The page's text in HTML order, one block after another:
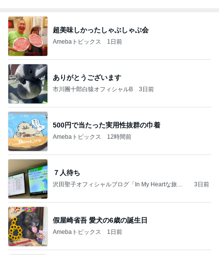
超美味しかったしゃぶしゃぶ会
Amebaトピックス 1日前
ありがとうございます
市川團十郎白猿オフィシャルB 3日前
500円で当たった実用性抜群の巾着
Amebaトピックス 12時間前
７人待ち
沢田聖子オフィシャルブログ「In My Heartな旅日
3日前
假屋崎省吾 愛犬の6歳の誕生日
Amebaトピックス 1日前